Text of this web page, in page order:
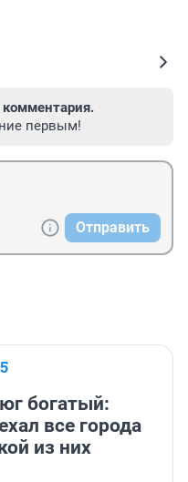
комментария.
первым!
Отправить
богатый:
все города
из них